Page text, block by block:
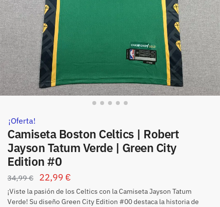
¡Oferta!
Camiseta Boston Celtics | Robert
Jayson Tatum Verde | Green City
Edition #0
34,99€ 22,99 €
¡Viste la pasión de los Celtics con la Camiseta Jayson Tatum
Verde! Su diseño Green City Edition #00 destaca la historia de